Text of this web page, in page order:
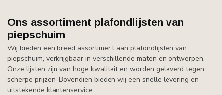
Ons assortiment plafondlijsten van
piepschuim
Wij bieden een breed assortiment aan plafondlijsten van
piepschuim, verkrijgbaar in verschillende maten en ontwerpen.
Onze lijsten zijn van hoge kwaliteit en worden geleverd tegen
scherpe prijzen. Bovendien bieden wij een snelle levering en
uitstekende klantenservice.